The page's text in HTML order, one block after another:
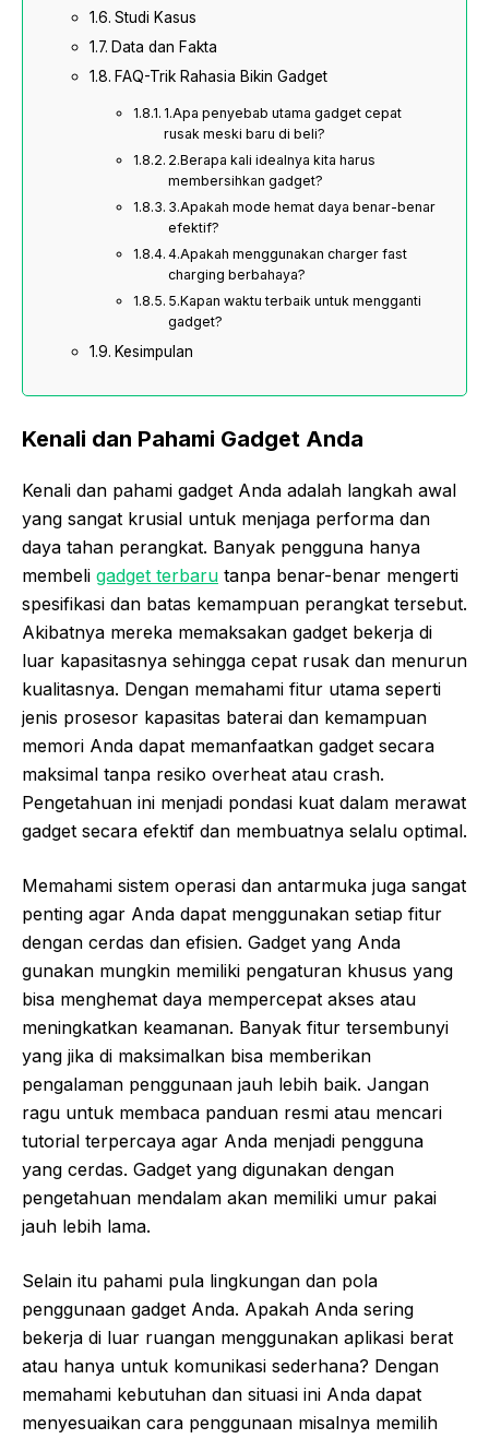
Studi Kasus
Data dan Fakta
FAQ-Trik Rahasia Bikin Gadget
1.Apa penyebab utama gadget cepat
rusak meski baru di beli?
2.Berapa kali idealnya kita harus
membersihkan gadget?
3.Apakah mode hemat daya benar-benar
efektif?
4.Apakah menggunakan charger fast
charging berbahaya?
5.Kapan waktu terbaik untuk mengganti
gadget?
Kesimpulan
Kenali dan Pahami Gadget Anda
Kenali dan pahami gadget Anda adalah langkah awal
yang sangat krusial untuk menjaga performa dan
daya tahan perangkat. Banyak pengguna hanya
membeli gadget terbaru tanpa benar-benar mengerti
spesifikasi dan batas kemampuan perangkat tersebut.
Akibatnya mereka memaksakan gadget bekerja di
luar kapasitasnya sehingga cepat rusak dan menurun
kualitasnya. Dengan memahami fitur utama seperti
jenis prosesor kapasitas baterai dan kemampuan
memori Anda dapat memanfaatkan gadget secara
maksimal tanpa resiko overheat atau crash.
Pengetahuan ini menjadi pondasi kuat dalam merawat
gadget secara efektif dan membuatnya selalu optimal.
Memahami sistem operasi dan antarmuka juga sangat
penting agar Anda dapat menggunakan setiap fitur
dengan cerdas dan efisien. Gadget yang Anda
gunakan mungkin memiliki pengaturan khusus yang
bisa menghemat daya mempercepat akses atau
meningkatkan keamanan. Banyak fitur tersembunyi
yang jika di maksimalkan bisa memberikan
pengalaman penggunaan jauh lebih baik. Jangan
ragu untuk membaca panduan resmi atau mencari
tutorial terpercaya agar Anda menjadi pengguna
yang cerdas. Gadget yang digunakan dengan
pengetahuan mendalam akan memiliki umur pakai
jauh lebih lama.
Selain itu pahami pula lingkungan dan pola
penggunaan gadget Anda. Apakah Anda sering
bekerja di luar ruangan menggunakan aplikasi berat
atau hanya untuk komunikasi sederhana? Dengan
memahami kebutuhan dan situasi ini Anda dapat
menyesuaikan cara penggunaan misalnya memilih